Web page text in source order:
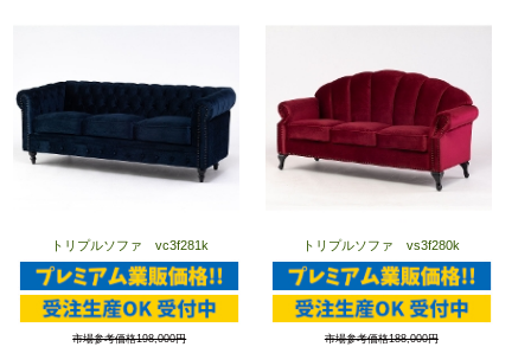
トリプルソファ vc3f281k
市場参考価格198,000円
トリプルソファ vs3f280k
市場参考価格188,000円